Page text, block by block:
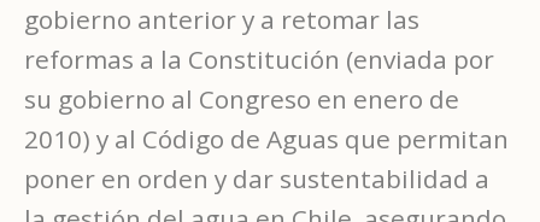
gobierno anterior y a retomar las
reformas a la Constitución (enviada por
su gobierno al Congreso en enero de
2010) y al Código de Aguas que permitan
poner en orden y dar sustentabilidad a